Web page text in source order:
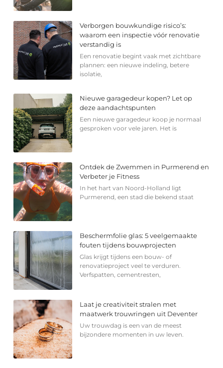
Verborgen bouwkundige risico’s:
waarom een inspectie vóór renovatie
verstandig is
Een renovatie begint vaak met zichtbare
plannen: een nieuwe indeling, betere
isolatie,
Nieuwe garagedeur kopen? Let op
deze aandachtspunten
Een nieuwe garagedeur koop je normaal
gesproken voor vele jaren. Het is
Ontdek de Zwemmen in Purmerend en
Verbeter je Fitness
In het hart van Noord-Holland ligt
Purmerend, een stad die bekend staat
Beschermfolie glas: 5 veelgemaakte
fouten tijdens bouwprojecten
Glas krijgt tijdens een bouw- of
renovatieproject veel te verduren.
Verfspatten, cementresten,
Laat je creativiteit stralen met
maatwerk trouwringen uit Deventer
Uw trouwdag is een van de meest
bijzondere momenten in uw leven.